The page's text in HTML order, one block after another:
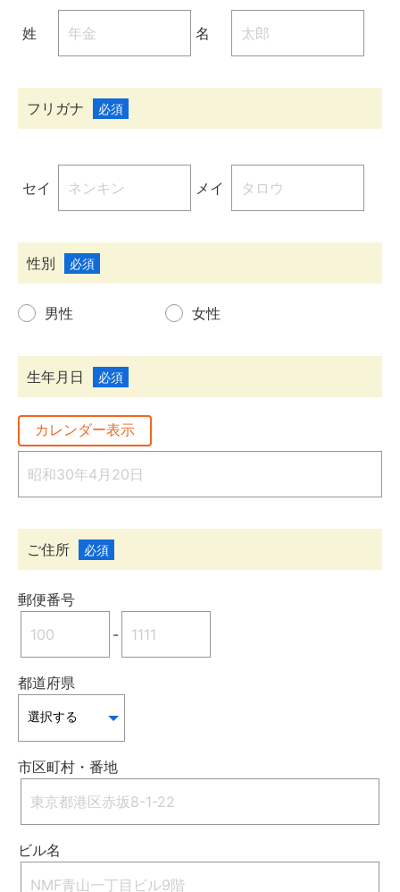
姓 名
フリガナ 必須
セイ メイ
性別 必須
男性 女性
生年月日 必須
カレンダー表示
ご住所 必須
郵便番号
-
都道府県
市区町村・番地
ビル名